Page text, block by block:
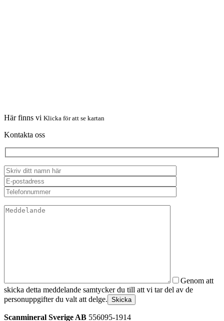
Här finns vi Klicka för att se kartan
Kontakta oss
Genom att
skicka detta meddelande samtycker du till att vi tar del av de
personuppgifter du valt att delge. Skicka
Scanmineral Sverige AB 556095-1914